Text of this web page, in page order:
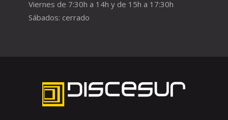
Viernes de 7:30h a 14h y de 15h a 17:30h
Sábados: cerrado